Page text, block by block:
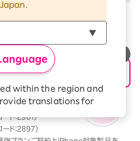
within the region and
translations for
our websites and
Rakuten
不可となります
前、または満たした後に、
満たした場合には、以下の
適用となります
ーン（キャンペーンコード：2808）
買い替え超トクプログラム利用」
ド：2961）
ド：2897）